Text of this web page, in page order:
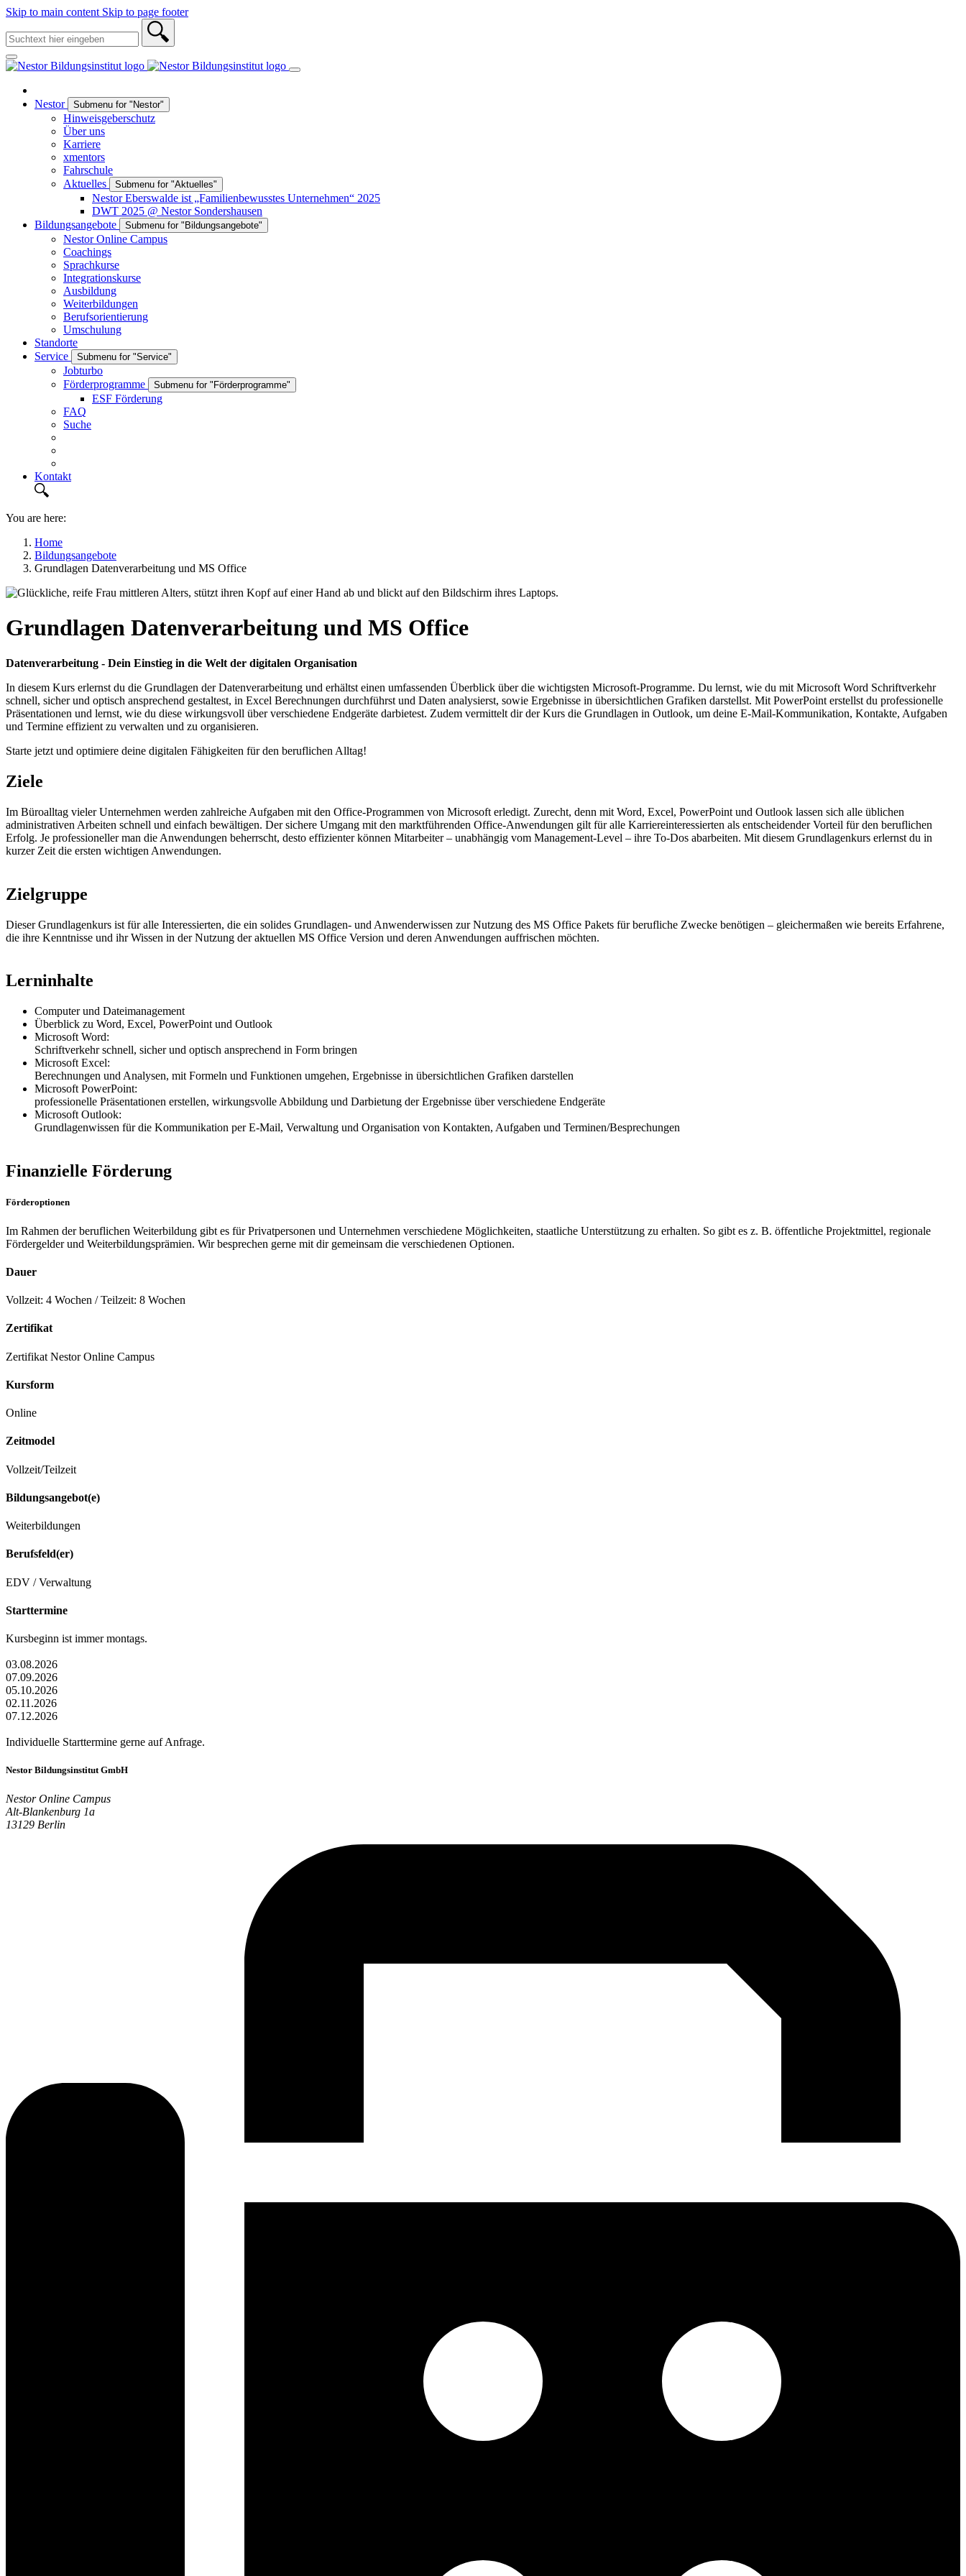
Skip to main content Skip to page footer
Nestor Submenu for "Nestor"
Hinweisgeberschutz
Über uns
Karriere
xmentors
Fahrschule
Aktuelles
Submenu for "Aktuelles"
Nestor Eberswalde ist „Familienbewusstes Unternehmen“ 2025
DWT 2025 @ Nestor Sondershausen
Bildungsangebote
Submenu for "Bildungsangebote"
Nestor Online Campus
Coachings
Sprachkurse
Integrationskurse
Ausbildung
Weiterbildungen
Berufsorientierung
Umschulung
Standorte
Service
Submenu for "Service"
Jobturbo
Förderprogramme
Submenu for "Förderprogramme"
ESF Förderung
FAQ
Suche
Kontakt
You are here:
Home
Bildungsangebote
Grundlagen Datenverarbeitung und MS Office
Grundlagen Datenverarbeitung und MS Office
Datenverarbeitung - Dein Einstieg in die Welt der digitalen Organisation
In diesem Kurs erlernst du die Grundlagen der Datenverarbeitung und erhältst einen umfassenden Überblick über die wichtigsten Microsoft-Programme. Du lernst, wie du mit Microsoft Word Schriftverkehr
schnell, sicher und optisch ansprechend gestaltest, in Excel Berechnungen durchführst und Daten analysierst, sowie Ergebnisse in übersichtlichen Grafiken darstellst. Mit PowerPoint erstellst du professionelle
Präsentationen und lernst, wie du diese wirkungsvoll über verschiedene Endgeräte darbietest. Zudem vermittelt dir der Kurs die Grundlagen in Outlook, um deine E-Mail-Kommunikation, Kontakte, Aufgaben
und Termine effizient zu verwalten und zu organisieren.
Starte jetzt und optimiere deine digitalen Fähigkeiten für den beruflichen Alltag!
Ziele
Im Büroalltag vieler Unternehmen werden zahlreiche Aufgaben mit den Office-Programmen von Microsoft erledigt. Zurecht, denn mit Word, Excel, PowerPoint und Outlook lassen sich alle üblichen
administrativen Arbeiten schnell und einfach bewältigen. Der sichere Umgang mit den marktführenden Office-Anwendungen gilt für alle Karriereinteressierten als entscheidender Vorteil für den beruflichen
Erfolg. Je professioneller man die Anwendungen beherrscht, desto effizienter können Mitarbeiter – unabhängig vom Management-Level – ihre To-Dos abarbeiten. Mit diesem Grundlagenkurs erlernst du in
kurzer Zeit die ersten wichtigen Anwendungen.
Zielgruppe
Dieser Grundlagenkurs ist für alle Interessierten, die ein solides Grundlagen- und Anwenderwissen zur Nutzung des MS Office Pakets für berufliche Zwecke benötigen – gleichermaßen wie bereits Erfahrene,
die ihre Kenntnisse und ihr Wissen in der Nutzung der aktuellen MS Office Version und deren Anwendungen auffrischen möchten.
Lerninhalte
Computer und Dateimanagement
Überblick zu Word, Excel, PowerPoint und Outlook
Microsoft Word:
Schriftverkehr schnell, sicher und optisch ansprechend in Form bringen
Microsoft Excel:
Berechnungen und Analysen, mit Formeln und Funktionen umgehen, Ergebnisse in übersichtlichen Grafiken darstellen
Microsoft PowerPoint:
professionelle Präsentationen erstellen, wirkungsvolle Abbildung und Darbietung der Ergebnisse über verschiedene Endgeräte
Microsoft Outlook:
Grundlagenwissen für die Kommunikation per E-Mail, Verwaltung und Organisation von Kontakten, Aufgaben und Terminen/Besprechungen
Finanzielle Förderung
Förderoptionen
Im Rahmen der beruflichen Weiterbildung gibt es für Privatpersonen und Unternehmen verschiedene Möglichkeiten, staatliche Unterstützung zu erhalten. So gibt es z. B. öffentliche Projektmittel, regionale
Fördergelder und Weiterbildungsprämien. Wir besprechen gerne mit dir gemeinsam die verschiedenen Optionen.
Dauer
Vollzeit: 4 Wochen / Teilzeit: 8 Wochen
Zertifikat
Zertifikat Nestor Online Campus
Kursform
Online
Zeitmodel
Vollzeit/Teilzeit
Bildungsangebot(e)
Weiterbildungen
Berufsfeld(er)
EDV / Verwaltung
Starttermine
Kursbeginn ist immer montags.
03.08.2026
07.09.2026
05.10.2026
02.11.2026
07.12.2026
Individuelle Starttermine gerne auf Anfrage.
Nestor Bildungsinstitut GmbH
Nestor Online Campus
Alt-Blankenburg 1a
13129 Berlin